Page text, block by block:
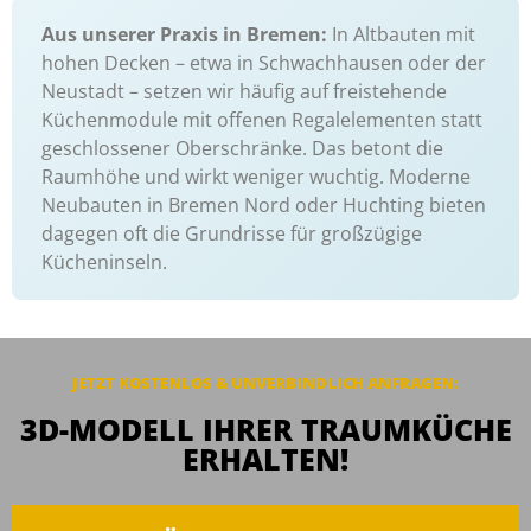
Aus unserer Praxis in Bremen: In Altbauten mit
hohen Decken – etwa in Schwachhausen oder der
Neustadt – setzen wir häufig auf freistehende
Küchenmodule mit offenen Regalelementen statt
geschlossener Oberschränke. Das betont die
Raumhöhe und wirkt weniger wuchtig. Moderne
Neubauten in Bremen Nord oder Huchting bieten
dagegen oft die Grundrisse für großzügige
Kücheninseln.
JETZT KOSTENLOS & UNVERBINDLICH ANFRAGEN:
3D-MODELL IHRER TRAUMKÜCHE
ERHALTEN!